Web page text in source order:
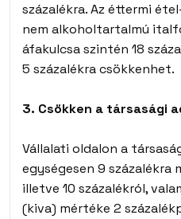
százalékra. Az éttermi
nem alkoholtartalmú
áfakulcsa szintén 18
5 százalékra csökkenhet.
3. Csökken a társasági
Vállalati oldalon a
egységesen 9 százalékra
illetve 10 százalékról,
(kiva) mértéke 2